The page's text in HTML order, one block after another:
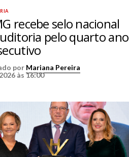
recebe selo nacional
pelo quarto ano
por Mariana Pereira
às 16:00